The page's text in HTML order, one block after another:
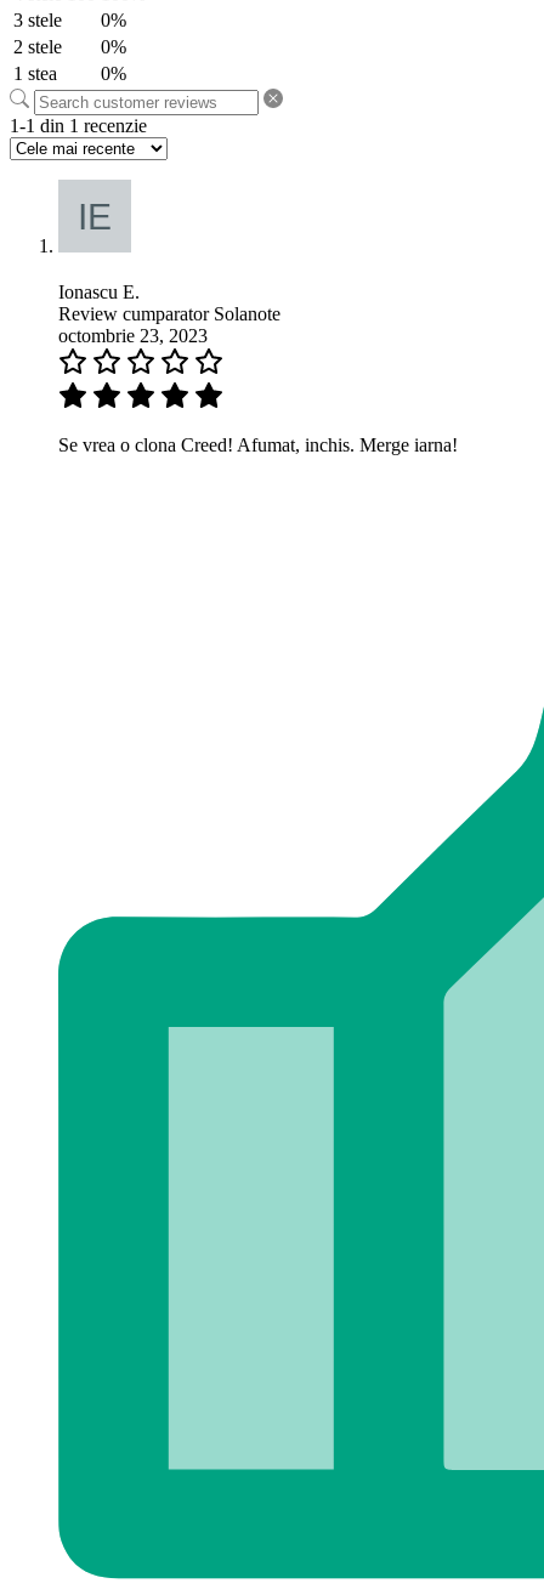
3 stele
0%
2 stele
0%
1 stea
0%
1-1 din 1 recenzie
Ionascu E.
Review cumparator Solanote
octombrie 23, 2023
Se vrea o clona Creed! Afumat, inchis. Merge iarna!